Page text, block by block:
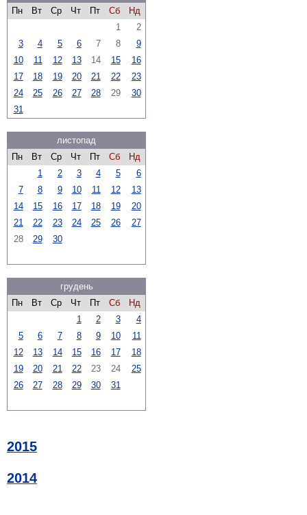
Пн Вт Ср Чт Пт Сб
Нд
1
2
3
4 5 6 7 8
9
10
11 12 13 14 15
16
17
18 19 20 21 22
23
24
25 26 27 28 29
30
31
листопад
Пн
Вт Ср Чт Пт Сб
Нд
1
2 3 4 5
6
7
8 9 10 11 12
13
14
15 16 17 18 19
20
21
22 23 24 25 26
27
28
29 30
грудень
Пн
Вт Ср Чт Пт Сб
Нд
1
2 3
4
5
6 7 8 9 10
11
12
13 14 15 16 17
18
19
20 21 22 23 24
25
26
27 28 29 30 31
2015
2014